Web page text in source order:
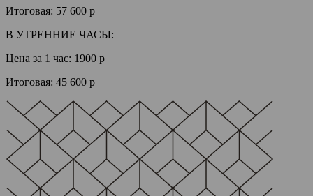
Итоговая: 57 600 р
В УТРЕННИЕ ЧАСЫ:
Цена за 1 час: 1900 р
Итоговая: 45 600 р